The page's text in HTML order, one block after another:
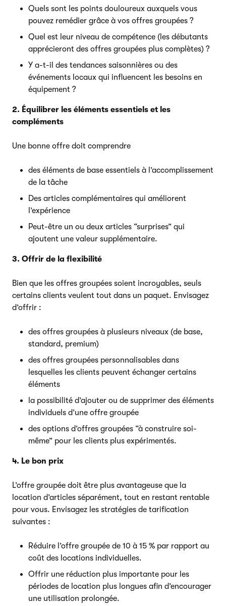
Quels sont les points douloureux auxquels vous
pouvez remédier grâce à vos offres groupées ?
Quel est leur niveau de compétence (les débutants
apprécieront des offres groupées plus complètes) ?
Y a-t-il des tendances saisonnières ou des
événements locaux qui influencent les besoins en
équipement ?
2. Équilibrer les éléments essentiels et les
compléments
Une bonne offre doit comprendre
des éléments de base essentiels à l’accomplissement
de la tâche
Des articles complémentaires qui améliorent
l’expérience
Peut-être un ou deux articles “surprises” qui
ajoutent une valeur supplémentaire.
3. Offrir de la flexibilité
Bien que les offres groupées soient incroyables, seuls
certains clients veulent tout dans un paquet. Envisagez
d’offrir :
des offres groupées à plusieurs niveaux (de base,
standard, premium)
des offres groupées personnalisables dans
lesquelles les clients peuvent échanger certains
éléments
la possibilité d’ajouter ou de supprimer des éléments
individuels d’une offre groupée
des options d’offres groupées “à construire soi-
même” pour les clients plus expérimentés.
4. Le bon prix
L’offre groupée doit être plus avantageuse que la
location d’articles séparément, tout en restant rentable
pour vous. Envisagez les stratégies de tarification
suivantes :
Réduire l’offre groupée de 10 à 15 % par rapport au
coût des locations individuelles.
Offrir une réduction plus importante pour les
périodes de location plus longues afin d’encourager
une utilisation prolongée.